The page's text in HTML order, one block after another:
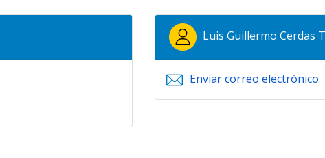
Luis Guillermo Cerdas
Enviar correo electrónico